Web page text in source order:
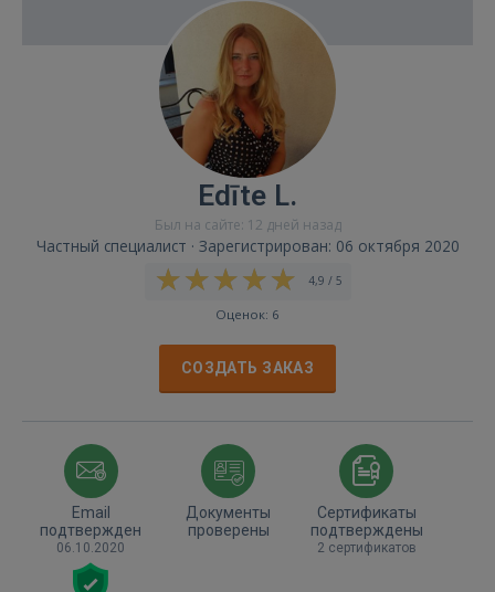
Edīte L.
Был на сайте: 12 дней назад
Частный специалист · Зарегистрирован: 06 октября 2020
4,9 / 5
Оценок: 6
СОЗДАТЬ ЗАКАЗ
Email
подтвержден
06.10.2020
Документы
проверены
Сертификаты
подтверждены
2 сертификатов